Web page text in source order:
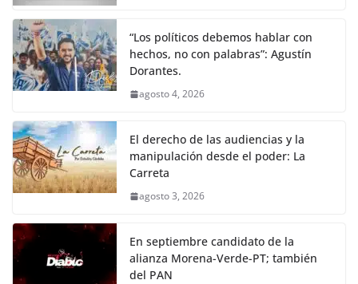
“Los políticos debemos hablar con
hechos, no con palabras”: Agustín
Dorantes.
agosto 4, 2026
El derecho de las audiencias y la
manipulación desde el poder: La
Carreta
agosto 3, 2026
En septiembre candidato de la
alianza Morena-Verde-PT; también
del PAN